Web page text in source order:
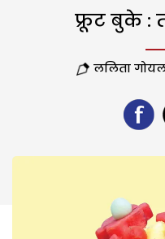
फ्रूट बुके :
ललिता